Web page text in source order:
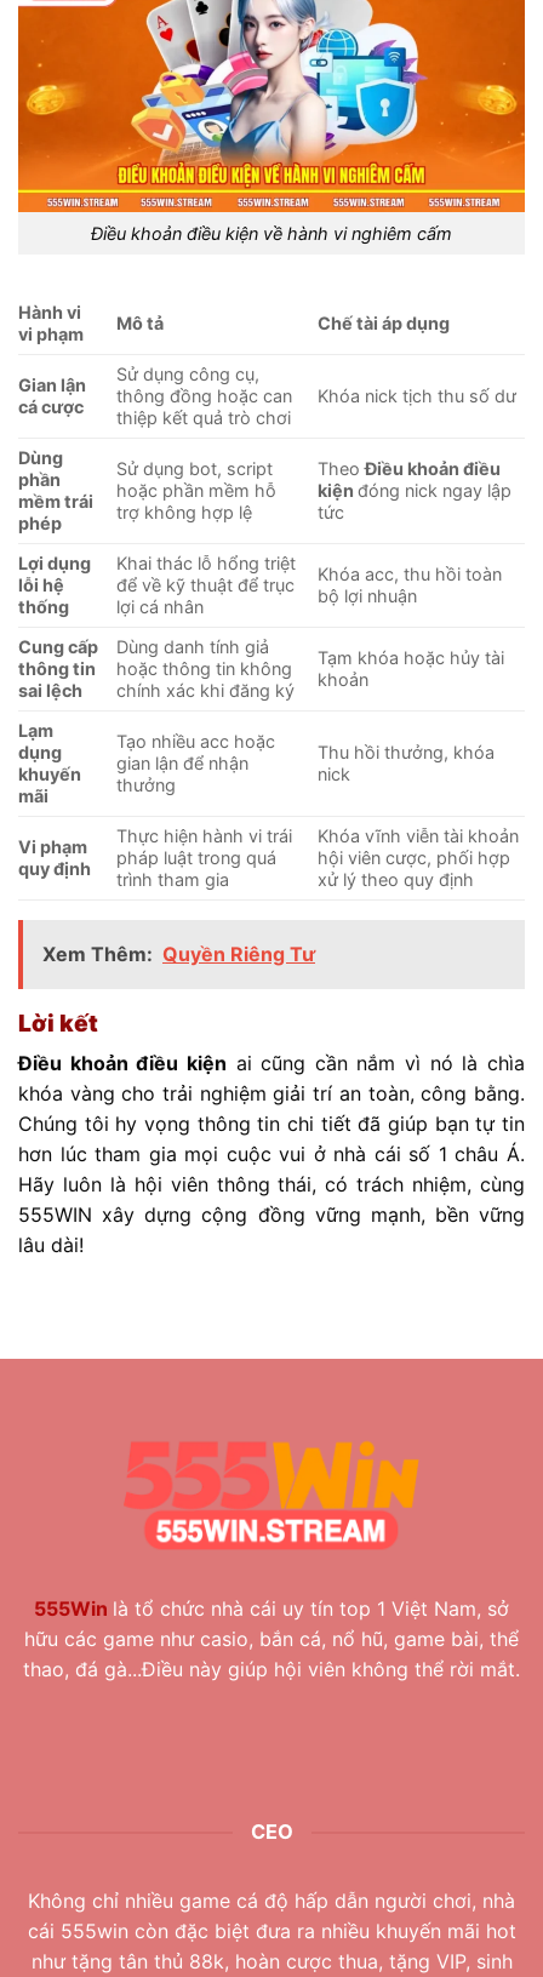
Điều khoản điều kiện về hành vi nghiêm cấm
Hành vi
vi phạm
Mô tả Chế tài áp dụng
Gian lận
cá cược
Sử dụng công cụ,
thông đồng hoặc can
thiệp kết quả trò chơi
Khóa nick tịch thu số dư
Dùng
phần
mềm trái
phép
Sử dụng bot, script
hoặc phần mềm hỗ
trợ không hợp lệ
TheoĐiều khoản điều
kiệnđóng nick ngay lập
tức
Lợi dụng
lỗi hệ
thống
Khai thác lỗ hổng triệt
để về kỹ thuật để trục
lợi cá nhân
Khóa acc, thu hồi toàn
bộ lợi nhuận
Cung cấp
thông tin
sai lệch
Dùng danh tính giả
hoặc thông tin không
chính xác khi đăng ký
Tạm khóa hoặc hủy tài
khoản
Lạm
dụng
khuyến
mãi
Tạo nhiều acc hoặc
gian lận để nhận
thưởng
Thu hồi thưởng, khóa
nick
Vi phạm
quy định
Thực hiện hành vi trái
pháp luật trong quá
trình tham gia
Khóa vĩnh viễn tài khoản
hội viên cược, phối hợp
xử lý theo quy định
Xem Thêm: Quyền Riêng Tư
Lời kết
Điều khoản điều kiện ai cũng cần nắm vì nó là chìa
khóa vàng cho trải nghiệm giải trí an toàn, công bằng.
Chúng tôi hy vọng thông tin chi tiết đã giúp bạn tự tin
hơn lúc tham gia mọi cuộc vui ở nhà cái số 1 châu Á.
Hãy luôn là hội viên thông thái, có trách nhiệm, cùng
555WIN xây dựng cộng đồng vững mạnh, bền vững
lâu dài!
555Win là tổ chức nhà cái uy tín top 1 Việt Nam, sở
hữu các game như casio, bắn cá, nổ hũ, game bài, thể
thao, đá gà...Điều này giúp hội viên không thể rời mắt.
CEO
Không chỉ nhiều game cá độ hấp dẫn người chơi, nhà
cái 555win còn đặc biệt đưa ra nhiều khuyến mãi hot
như tặng tân thủ 88k, hoàn cược thua, tặng VIP, sinh